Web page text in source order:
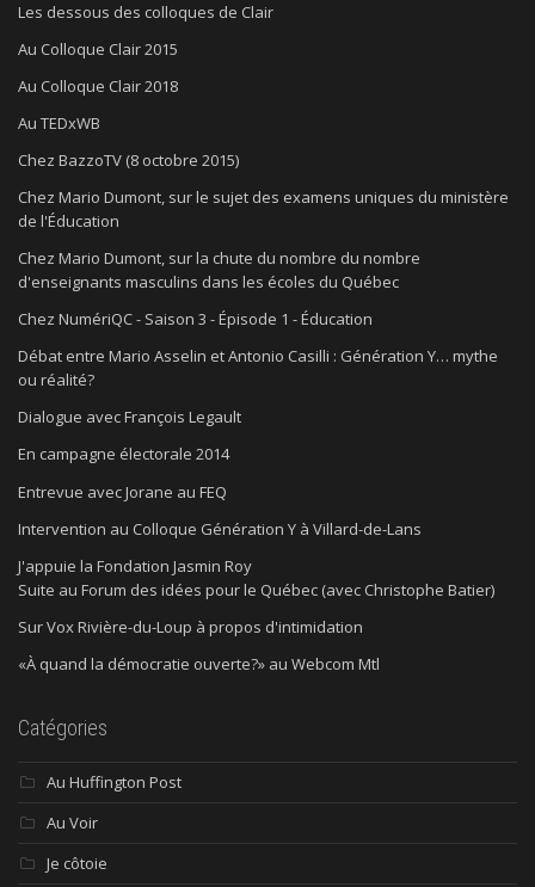
Les dessous des colloques de Clair
Au Colloque Clair 2015
Au Colloque Clair 2018
Au TEDxWB
Chez BazzoTV (8 octobre 2015)
Chez Mario Dumont, sur le sujet des examens uniques du ministère
de l'Éducation
Chez Mario Dumont, sur la chute du nombre du nombre
d'enseignants masculins dans les écoles du Québec
Chez NumériQC - Saison 3 - Épisode 1 - Éducation
Débat entre Mario Asselin et Antonio Casilli : Génération Y… mythe
ou réalité?
Dialogue avec François Legault
En campagne électorale 2014
Entrevue avec Jorane au FEQ
Intervention au Colloque Génération Y à Villard-de-Lans
J'appuie la Fondation Jasmin Roy
Suite au Forum des idées pour le Québec (avec Christophe Batier)
Sur Vox Rivière-du-Loup à propos d'intimidation
«À quand la démocratie ouverte?» au Webcom Mtl
Catégories
Au Huffington Post
Au Voir
Je côtoie